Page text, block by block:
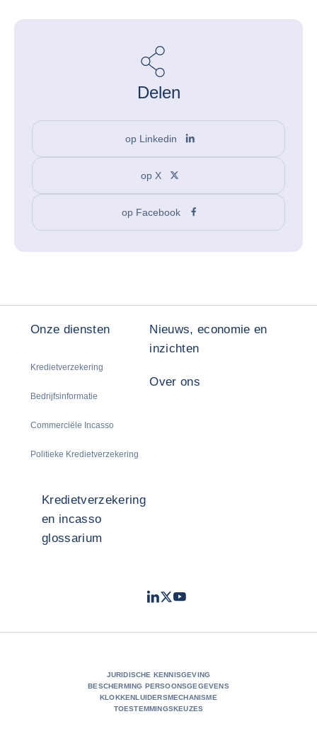
Delen
op Linkedin
op X
op Facebook
Onze diensten
Kredietverzekering
Bedrijfsinformatie
Commerciële Incasso
Politieke Kredietverzekering
Nieuws, economie en
inzichten
Over ons
Kredietverzekering
en incasso
glossarium
LinkedIn
TwitterYoutube
JURIDISCHE KENNISGEVING
BESCHERMING PERSOONSGEGEVENS
KLOKKENLUIDERSMECHANISME
TOESTEMMINGSKEUZES